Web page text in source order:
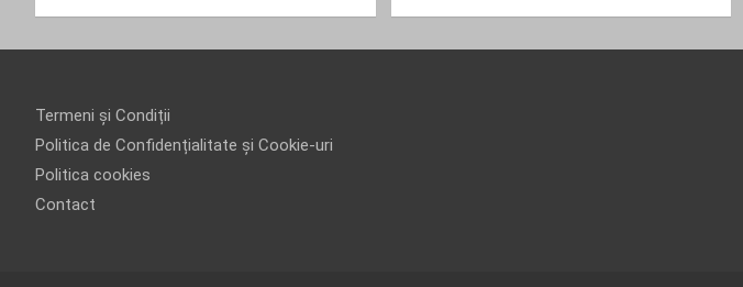
Termeni și Condiții
Politica de Confidențialitate și Cookie-uri
Politica cookies
Contact